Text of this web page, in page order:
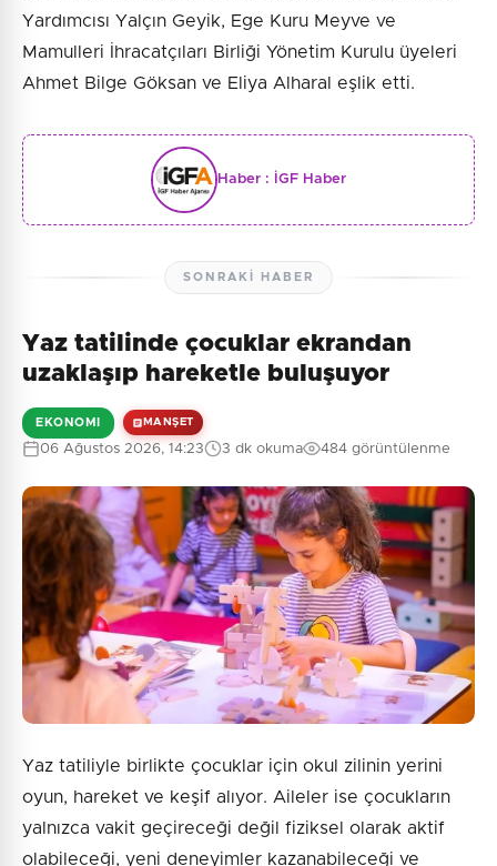
Yardımcısı Yalçın Geyik, Ege Kuru Meyve ve
Mamulleri İhracatçıları Birliği Yönetim Kurulu üyeleri
Ahmet Bilge Göksan ve Eliya Alharal eşlik etti.
Haber : İGF Haber
SONRAKI HABER
Yaz tatilinde çocuklar ekrandan
uzaklaşıp hareketle buluşuyor
EKONOMI MANŞET
06 Ağustos 2026, 14:23 3 dk okuma 484 görüntülenme
Yaz tatiliyle birlikte çocuklar için okul zilinin yerini
oyun, hareket ve keşif alıyor. Aileler ise çocukların
yalnızca vakit geçireceği değil fiziksel olarak aktif
olabileceği, yeni deneyimler kazanabileceği ve